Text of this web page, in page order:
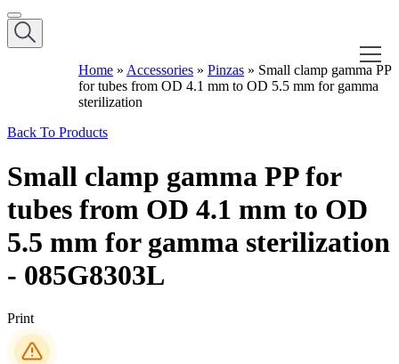
Home » Accessories » Pinzas » Small clamp gamma PP
for tubes from OD 4.1 mm to OD 5.5 mm for gamma
sterilization
Back To Products
Small clamp gamma PP for
tubes from OD 4.1 mm to OD
5.5 mm for gamma sterilization
- 085G8303L
Print